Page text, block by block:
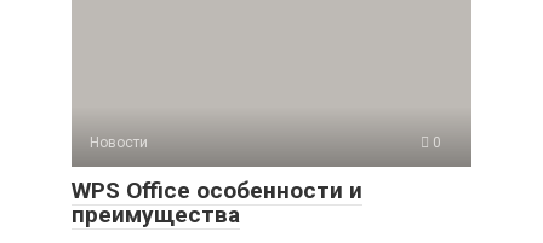
Новости 0
WPS Office особенности и
преимущества